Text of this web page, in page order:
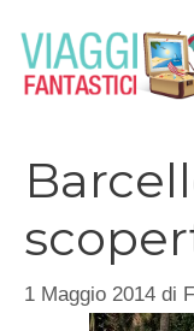
contenuto
1 Maggio 2014 di